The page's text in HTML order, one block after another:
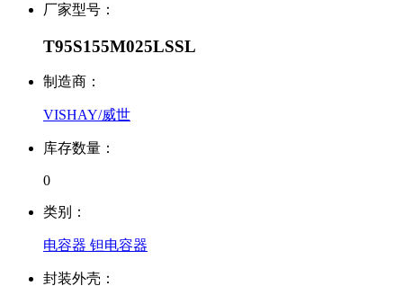
厂家型号：
T95S155M025LSSL
制造商：
VISHAY/威世
库存数量：
0
类别：
电容器 钽电容器
封装外壳：